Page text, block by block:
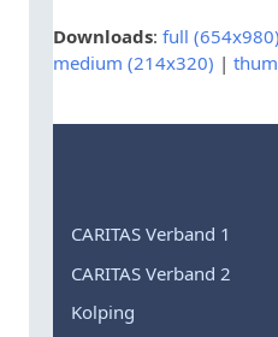
Downloads: full (654x980)
medium (214x320) |
CARITAS Verband 1
CARITAS Verband 2
Kolping